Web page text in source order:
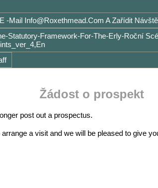
-mail Info@roxethmead.com A Zařídit
Statutory-Framework-For-The-Erly-Roční
Žádost o prospekt
post out a prospectus.
a visit and we will be pleased to give